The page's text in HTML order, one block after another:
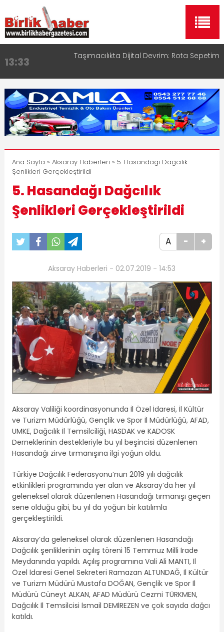
13:33 Taşımacılıkta Dijital Devrim: Rota Sepetim
17:15
Aksaray OSB Bölge Müdürü Makam Koltuğunu
Çocuklara Bıraktı
16:00
Aksaray Esnaf Rehberi ile Google ve Yapay Zeka
Aramalarında Öne Çıkın
8:23 Aksaray Esnaf Rehberi Hizmete Girdi
11:30
Birlikhaber.com Yayın Hayatına Başladı | Hızlı ve
Akıllı Haber Platformu
Ana Sayfa » Aksaray Haberleri » 5. Hasandağı Dağcılık
Şenlikleri Gerçekleştirildi
5. Hasandağı Dağcılık
Şenlikleri Gerçekleştirildi
A - +
Aksaray Haberleri - 02.07.2019 - 14:53
Aksaray Valiliği koordinasyonunda İl Özel İdaresi, İl Kültür
ve Turizm Müdürlüğü, Gençlik ve Spor İl Müdürlüğü, AFAD,
UMKE, Dağcılık İl Temsilciliği, HASDAK ve KADOSK
Derneklerinin destekleriyle bu yıl beşincisi düzenlenen
Hasandağı zirve tırmanışına ilgi yoğun oldu.
Türkiye Dağcılık Federasyonu’nun 2019 yılı dağcılık
etkinlikleri programında yer alan ve Aksaray’da her yıl
geleneksel olarak düzenlenen Hasandağı tırmanışı geçen
sene olduğu gibi, bu yıl da yoğun bir katılımla
gerçekleştirildi.
Aksaray’da geleneksel olarak düzenlenen Hasandağı
Dağcılık şenliklerinin açılış töreni 15 Temmuz Milli İrade
Meydanında yapıldı. Açılış programına Vali Ali MANTI, İl
Özel İdaresi Genel Sekreteri Ramazan ALTUNDAĞ, İl Kültür
ve Turizm Müdürü Mustafa DOĞAN, Gençlik ve Spor İl
Müdürü Cüneyt ALKAN, AFAD Müdürü Cezmi TÜRKMEN,
Dağcılık İl Temsilcisi İsmail DEMİREZEN ve çok sayıda dağcı
katıldı.